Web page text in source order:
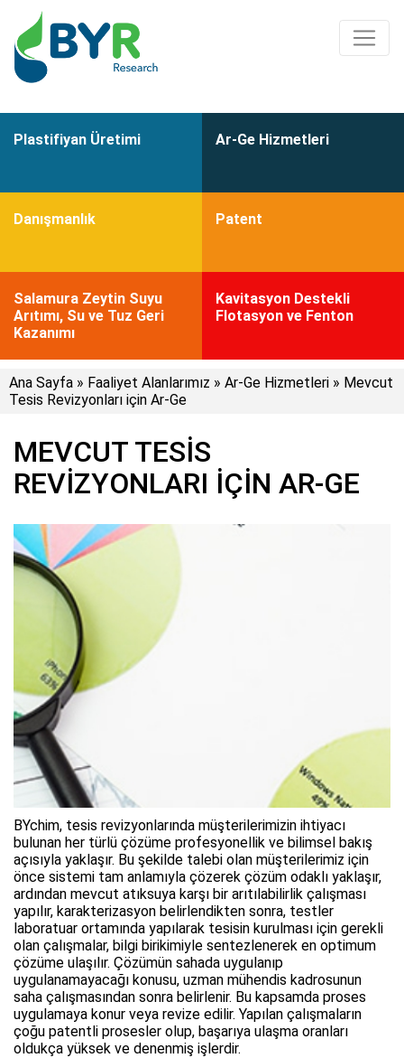
Plastifiyan Üretimi Ar-Ge Hizmetleri
Danışmanlık Patent
Salamura Zeytin Suyu
Arıtımı, Su ve Tuz Geri
Kazanımı
Kavitasyon Destekli
Flotasyon ve Fenton
Ana Sayfa » Faaliyet Alanlarımız » Ar-Ge Hizmetleri » Mevcut
Tesis Revizyonları için Ar-Ge
MEVCUT TESIS
REVIZYONLARI IÇIN AR-GE
BYchim, tesis revizyonlarında müşterilerimizin ihtiyacı
bulunan her türlü çözüme profesyonellik ve bilimsel bakış
açısıyla yaklaşır. Bu şekilde talebi olan müşterilerimiz için
önce sistemi tam anlamıyla çözerek çözüm odaklı yaklaşır,
ardından mevcut atıksuya karşı bir arıtılabilirlik çalışması
yapılır, karakterizasyon belirlendikten sonra, testler
laboratuar ortamında yapılarak tesisin kurulması için gerekli
olan çalışmalar, bilgi birikimiyle sentezlenerek en optimum
çözüme ulaşılır. Çözümün sahada uygulanıp
uygulanamayacağı konusu, uzman mühendis kadrosunun
saha çalışmasından sonra belirlenir. Bu kapsamda proses
uygulamaya konur veya revize edilir. Yapılan çalışmaların
çoğu patentli prosesler olup, başarıya ulaşma oranları
oldukça yüksek ve denenmiş işlerdir.